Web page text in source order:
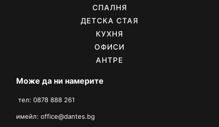
СПАЛНЯ
ДЕТСКА СТАЯ
КУХНЯ
ОФИСИ
АНТРЕ
Може да ни намерите
тел: 0878 888 261
имейл: office@dantes.bg